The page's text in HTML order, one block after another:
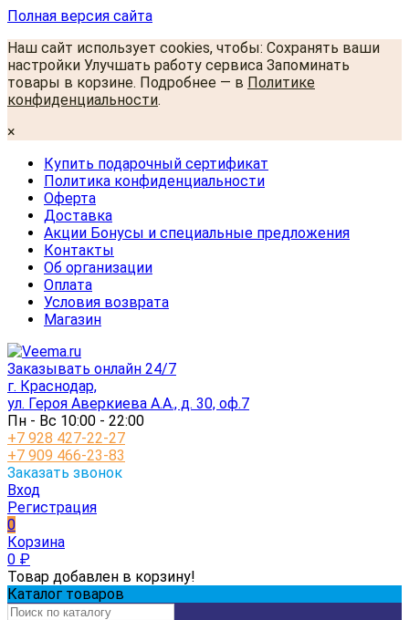
Полная версия сайта
Наш сайт использует cookies, чтобы: Сохранять ваши
настройки Улучшать работу сервиса Запоминать
товары в корзине. Подробнее — в Политике
конфиденциальности.
×
Купить подарочный сертификат
Политика конфиденциальности
Оферта
Доставка
Акции Бонусы и специальные предложения
Контакты
Об организации
Оплата
Условия возврата
Магазин
Заказывать онлайн 24/7
г. Краснодар,
ул. Героя Аверкиева А.А., д. 30, оф.7
Пн - Вс 10:00 - 22:00
+7 928 427-22-27
+7 909 466-23-83
Заказать звонок
Вход
Регистрация
0
Корзина
0 ₽
Товар добавлен в корзину!
Каталог товаров